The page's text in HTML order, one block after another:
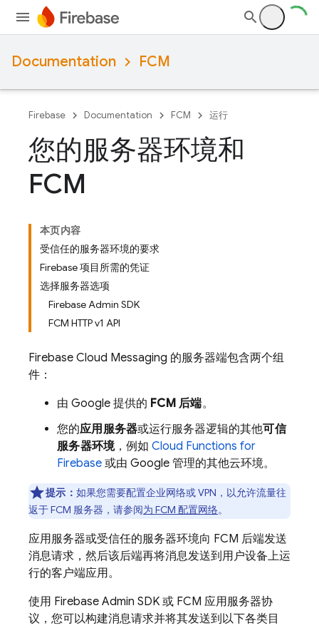
Documentation FCM
Firebase Documentation FCM 运行
您的服务器环境和
FCM
本页内容
受信任的服务器环境的要求
Firebase 项目所需的凭证
选择服务器选项
Firebase Admin SDK
FCM HTTP v1 API
Firebase Cloud Messaging 的服务器端包含两个组
件：
由 Google 提供的 FCM后端。
您的应用服务器或运行服务器逻辑的其他可信
服务器环境，例如Cloud Functions for
Firebase 或由 Google 管理的其他云环境。
提示： 如果您需要配置企业网络或 VPN，以允许流量往
返于FCM 服务器，请参阅为 FCM 配置网络。
应用服务器或受信任的服务器环境向 FCM 后端发送
消息请求，然后该后端再将消息发送到用户设备上运
行的客户端应用。
使用 Firebase Admin SDK 或 FCM 应用服务器协
议，您可以构建消息请求并将其发送到以下各类目